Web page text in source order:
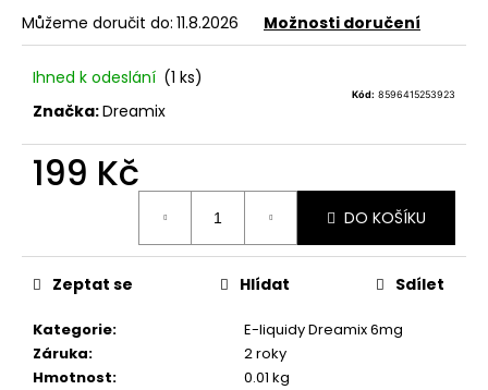
Můžeme doručit do: 11.8.2026 Možnosti doručení
Ihned k odeslání (1 ks)
Kód: 8596415253923
Značka:Dreamix
199 Kč
DO KOŠÍKU
Kategorie:
E-liquidy Dreamix 6mg
Záruka:
2 roky
Hmotnost:
0.01 kg
Zeptat se Hlídat Sdílet
LIQUA
SALT
SHOT
50/50
20MG
Kč
149
Kč